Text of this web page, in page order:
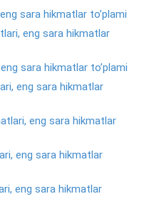
sara hikmatlar to’plami
eng sara hikmatlar
sara hikmatlar to’plami
eng sara hikmatlar
eng sara hikmatlar
eng sara hikmatlar
eng sara hikmatlar